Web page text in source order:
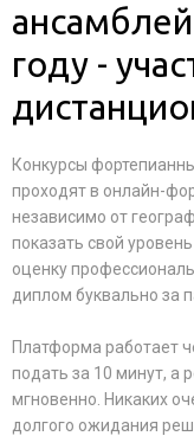
году -
Конкурсы
проходят в онлайн-
независимо от
показать свой
оценку
диплом буквально за
Платформа работает
подать за 10 минут, а
мгновенно. Никаких
долгого ожидания